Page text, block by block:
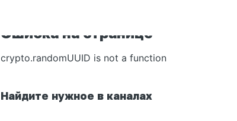
Ошибка на странице
crypto.randomUUID is not a function
Найдите нужное в каналах